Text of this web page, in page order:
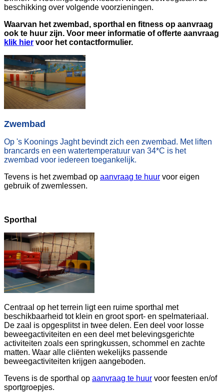
beschikking over volgende voorzieningen.
Waarvan het zwembad, sporthal en fitness op aanvraag
ook te huur zijn. Voor meer informatie of offerte aanvraag
klik hier voor het contactformulier.
Zwembad
Op 's Koonings Jaght bevindt zich een zwembad. Met liften
brancards en een watertemperatuur van 34*C is het
zwembad voor iedereen toegankelijk.
Tevens is het zwembad op aanvraag te huur voor eigen
gebruik of zwemlessen.
Sporthal
Centraal op het terrein ligt een ruime sporthal met
beschikbaarheid tot klein en groot sport- en spelmateriaal.
De zaal is opgesplitst in twee delen. Een deel voor losse
beweegactiviteiten en een deel met belevingsgerichte
activiteiten zoals een springkussen, schommel en zachte
matten. Waar alle cliënten wekelijks passende
beweegactiviteiten krijgen aangeboden.
Tevens is de sporthal op aanvraag te huur voor feesten en/of
sportgroepjes.